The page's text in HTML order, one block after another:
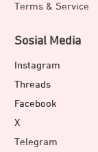
Terms & Service
Sosial Media
Instagram
Threads
Facebook
X
Telegram